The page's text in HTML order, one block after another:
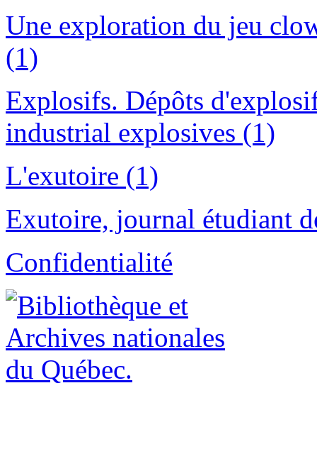
Une exploration du jeu
(1)
Explosifs. Dépôts
industrial explosives (1)
L'exutoire (1)
Exutoire, journal étudiant
Confidentialité